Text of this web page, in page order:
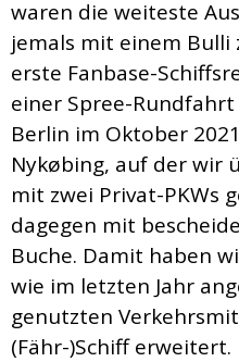
waren die weiteste
jemals mit einem Bulli
erste Fanbase-
einer Spree-
Berlin im Oktober
Nykøbing, auf der wir
mit zwei Privat-PKWs
dagegen mit
Buche. Damit haben
wie im letzten Jahr
genutzten
(Fähr-)Schiff erweitert.